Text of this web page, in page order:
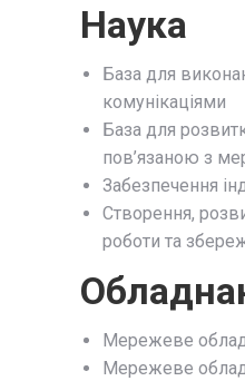
Наука
База для
комунікаціями
База для
пов’язаною з
Забезпечення
Створення,
роботи та
Мережеве
Мережеве